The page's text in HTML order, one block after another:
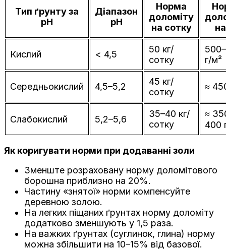
Тип ґрунту за
pH
Діапазон
pH
Норма
доломіту
на сотку
Кислий < 4,5
50 кг/
сотку
г/м²
Середньокислий 4,5–5,2
45 кг/
сотку
≈
Слабокислий 5,2–5,6
35–40 кг/
сотку
≈
400
Як коригувати норми при додаванні золи
Зменште розраховану норму доломітового
борошна приблизно на 20%.
Частину «знятої» норми компенсуйте
деревною золою.
На легких піщаних ґрунтах норму доломіту
додатково зменшують у 1,5 раза.
На важких ґрунтах (суглинок, глина) норму
можна збільшити на 10–15% від базової.